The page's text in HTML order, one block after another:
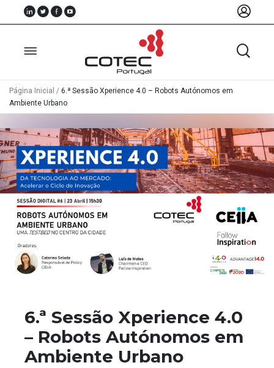
Nós
Associados
Recursos
Notícias
Eventos
Projectos
Página Inicial / 6.ª Sessão Xperience 4.0 – Robots Autónomos em
Ambiente Urbano
6.ª Sessão Xperience 4.0
– Robots Autónomos em
Ambiente Urbano